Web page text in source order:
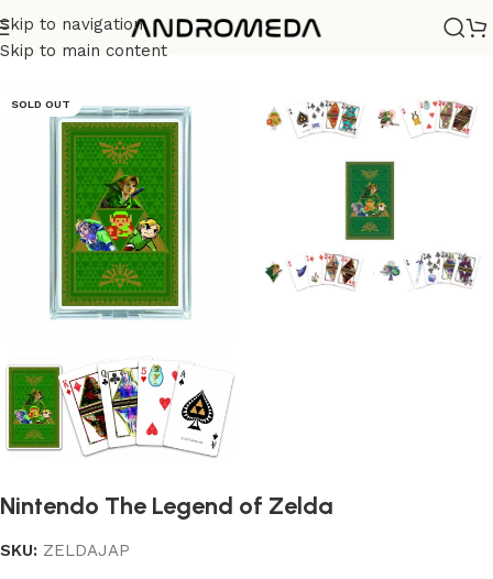
Skip to navigation
Skip to main content
Casa/ Barajas/Diseño
SOLD OUT
Nintendo The Legend of Zelda
SKU: ZELDAJAP